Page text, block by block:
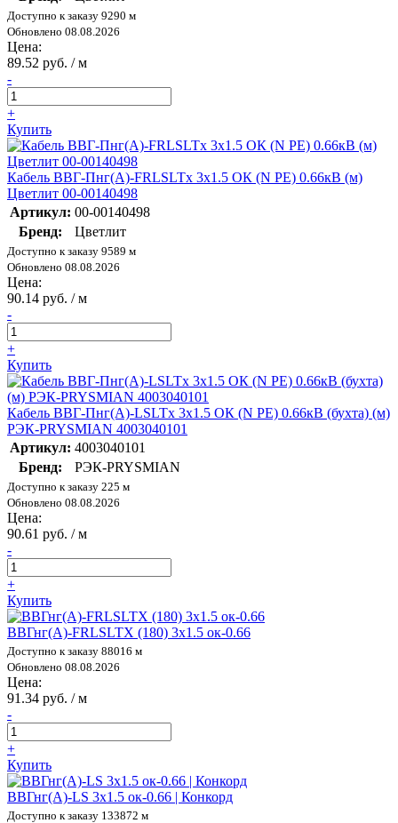
Доступно к заказу 9290 м
Обновлено 08.08.2026
Цена:
89.52 руб. / м
-
+
Купить
Кабель ВВГ-Пнг(А)-FRLSLTx 3х1.5 ОК (N PE) 0.66кВ (м)
Цветлит 00-00140498
Артикул: 00-00140498
Бренд:
Цветлит
Доступно к заказу 9589 м
Обновлено 08.08.2026
Цена:
90.14 руб. / м
-
+
Купить
Кабель ВВГ-Пнг(А)-LSLTx 3х1.5 ОК (N PE) 0.66кВ (бухта) (м)
РЭК-PRYSMIAN 4003040101
Артикул: 4003040101
Бренд:
РЭК-PRYSMIAN
Доступно к заказу 225 м
Обновлено 08.08.2026
Цена:
90.61 руб. / м
-
+
Купить
ВВГнг(А)-FRLSLTX (180) 3х1.5 ок-0.66
Доступно к заказу 88016 м
Обновлено 08.08.2026
Цена:
91.34 руб. / м
-
+
Купить
ВВГнг(А)-LS 3х1.5 ок-0.66 | Конкорд
Доступно к заказу 133872 м